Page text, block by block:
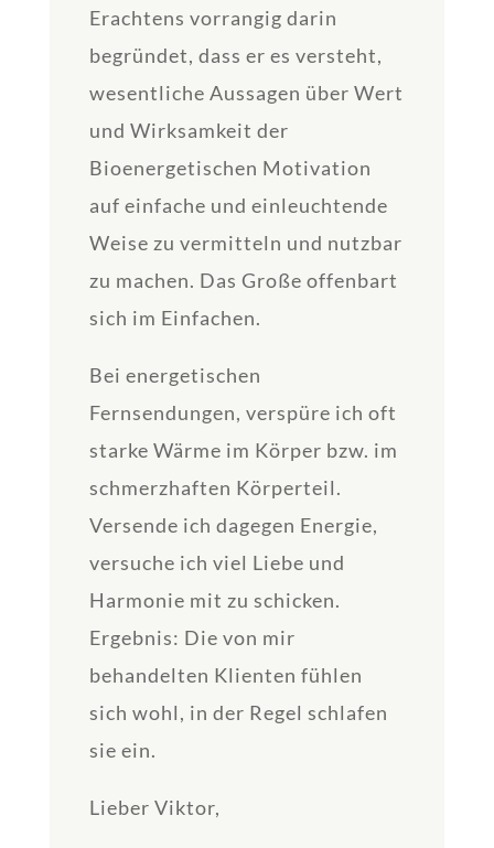
Erachtens vorrangig darin
begründet, dass er es versteht,
wesentliche Aussagen über Wert
und Wirksamkeit der
Bioenergetischen Motivation
auf einfache und einleuchtende
Weise zu vermitteln und nutzbar
zu machen. Das Große offenbart
sich im Einfachen.
Bei energetischen
Fernsendungen, verspüre ich oft
starke Wärme im Körper bzw. im
schmerzhaften Körperteil.
Versende ich dagegen Energie,
versuche ich viel Liebe und
Harmonie mit zu schicken.
Ergebnis: Die von mir
behandelten Klienten fühlen
sich wohl, in der Regel schlafen
sie ein.
Lieber Viktor,